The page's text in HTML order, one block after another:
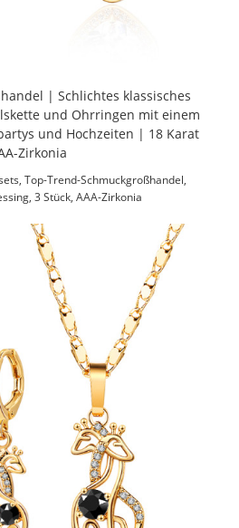
| Schlichtes klassisches
und Ohrringen mit einem
und Hochzeiten | 18 Karat
Zirkonia
Top-Trend-Schmuckgroßhandel,
3 Stück, AAA-Zirkonia